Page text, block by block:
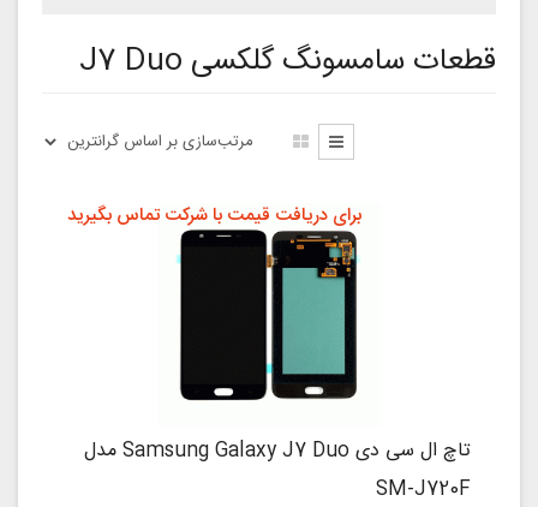
قطعات سامسونگ گلکسی J7 Duo
تاچ ال سی دی Samsung Galaxy J7 Duo مدل
SM-J720F
برای دریافت قیمت با شرکت تماس بگیرید